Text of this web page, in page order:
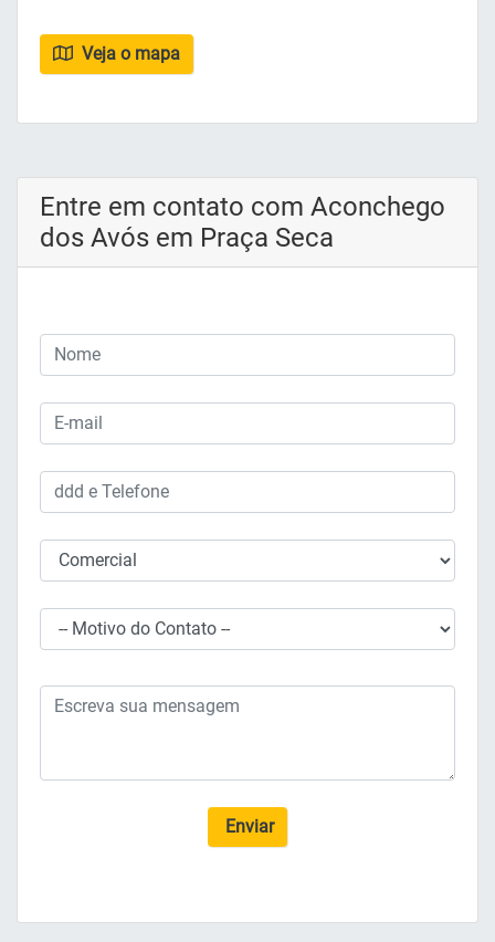
Veja o mapa
Entre em contato com Aconchego
dos Avós em Praça Seca
Enviar